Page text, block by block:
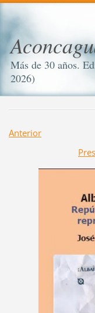
Más de 30 años.
2026)
Anterior